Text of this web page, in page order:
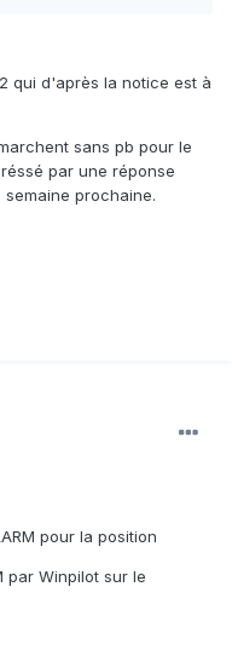
qui d'après la notice est à
sans pb pour le
par une réponse
prochaine.
pour la position
par Winpilot sur le